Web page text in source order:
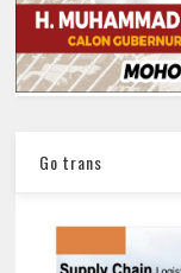
Go trans